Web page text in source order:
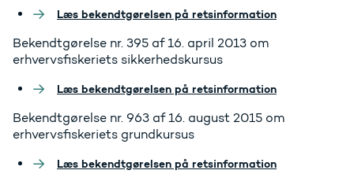
Læs bekendtgørelsen på retsinformation
Bekendtgørelse nr. 395 af 16. april 2013 om
erhvervsfiskeriets sikkerhedskursus
Læs bekendtgørelsen på retsinformation
Bekendtgørelse nr. 963 af 16. august 2015 om
erhvervsfiskeriets grundkursus
Læs bekendtgørelsen på retsinformation